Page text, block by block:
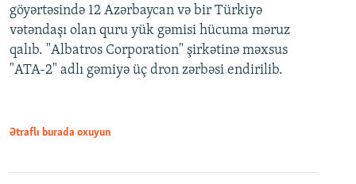
göyərtəsində 12 Azərbaycan və bir Türkiyə
vətəndaşı olan quru yük gəmisi hücuma məruz
qalıb. "Albatros Corporation" şirkətinə məxsus
"ATA-2" adlı gəmiyə üç dron zərbəsi endirilib.
Ətraflı burada oxuyun